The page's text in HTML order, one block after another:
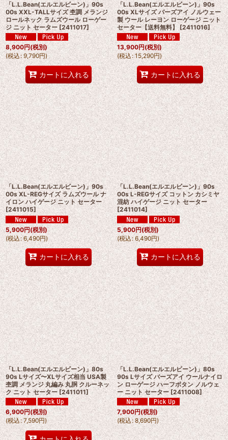
「L.L.Bean(エルエルビーン)」90s
00s XXL-TALLサイズ 杢調 メランジ
ロールネック ラムズウール ローゲー
ジ ニット セーター [2411017]
8,900円(税別)
(税込: 9,790円)
カートに入れる
「L.L.Bean(エルエルビーン)」90s
00s XLサイズ バーズアイ ノルウェー
製 ウール レーヨン ローゲージ ニット
セーター【送料無料】 [2411016]
13,900円(税別)
(税込: 15,290円)
カートに入れる
「L.L.Bean(エルエルビーン)」90s
00s XL-REGサイズ ラムズウール ナ
イロン ハイゲージ ニット セーター
[2411015]
5,900円(税別)
(税込: 6,490円)
カートに入れる
「L.L.Bean(エルエルビーン)」90s
00s L-REGサイズ コットン カシミヤ
混紡 ハイゲージ ニット セーター
[2411014]
5,900円(税別)
(税込: 6,490円)
カートに入れる
「L.L.Bean(エルエルビーン)」80s
90s Lサイズ〜XLサイズ相当 USA製
杢調 メランジ 丸編み 丸胴 クルーネッ
ク ニット セーター [2411011]
6,900円(税別)
(税込: 7,590円)
「L.L.Bean(エルエルビーン)」80s
90s Lサイズ バーズアイ ウールナイロ
ン ローゲージ ハーフボタン ノルウェ
ー ニット セーター [2411008]
7,900円(税別)
(税込: 8,690円)